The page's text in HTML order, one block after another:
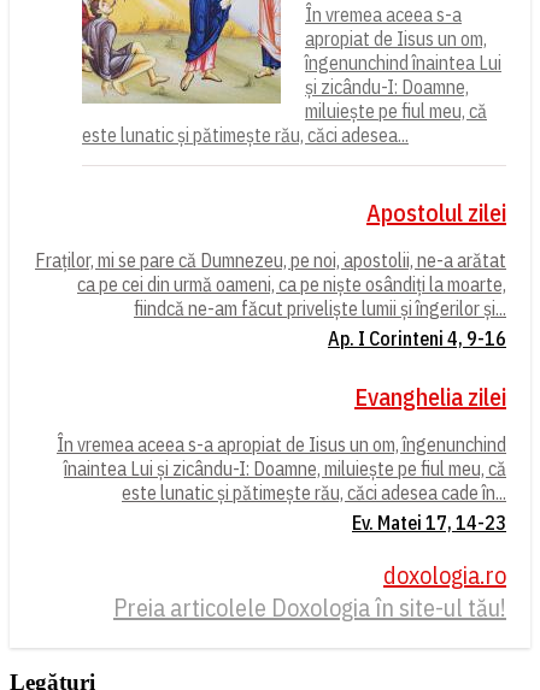
În vremea aceea s-a
apropiat de Iisus un om,
îngenunchind înaintea Lui
și zicându-I: Doamne,
miluiește pe fiul meu, că
este lunatic și pătimește rău, căci adesea...
Apostolul zilei
Fraților, mi se pare că Dumnezeu, pe noi, apostolii, ne-a arătat
ca pe cei din urmă oameni, ca pe niște osândiți la moarte,
fiindcă ne-am făcut priveliște lumii și îngerilor și...
Ap. I Corinteni 4, 9-16
Evanghelia zilei
În vremea aceea s-a apropiat de Iisus un om, îngenunchind
înaintea Lui și zicându-I: Doamne, miluiește pe fiul meu, că
este lunatic și pătimește rău, căci adesea cade în...
Ev. Matei 17, 14-23
doxologia.ro
Preia articolele Doxologia în site-ul tău!
Legături